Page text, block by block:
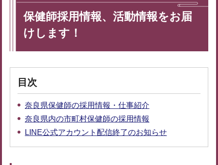
保健師採用情報、活動情報をお届
けします！
目次
奈良県保健師の採用情報・仕事紹介
奈良県内の市町村保健師の採用情報
LINE公式アカウント配信終了のお知らせ